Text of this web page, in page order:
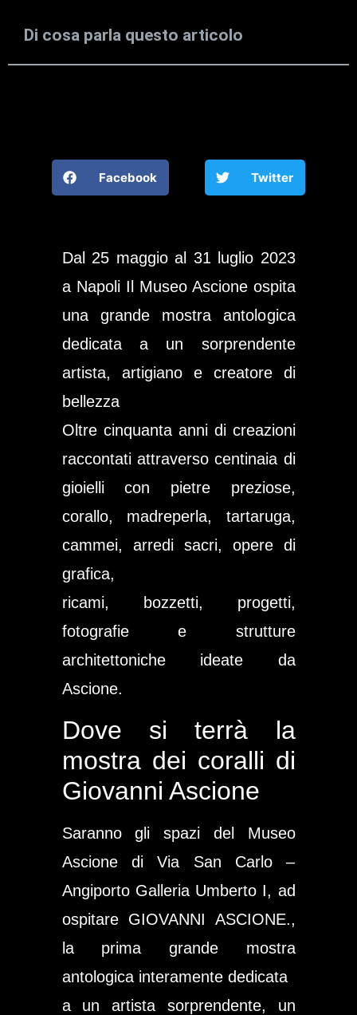
Di cosa parla questo articolo
Facebook Twitter
Dal 25 maggio al 31 luglio 2023
a Napoli Il Museo Ascione ospita
una grande mostra antologica
dedicata a un sorprendente
artista, artigiano e creatore di
bellezza
Oltre cinquanta anni di creazioni
raccontati attraverso centinaia di
gioielli con pietre preziose,
corallo, madreperla, tartaruga,
cammei, arredi sacri, opere di
grafica,
ricami, bozzetti, progetti,
fotografie e strutture
architettoniche ideate da
Ascione.
Dove si terrà la
mostra dei coralli di
Giovanni Ascione
Saranno gli spazi del Museo
Ascione di Via San Carlo –
Angiporto Galleria Umberto I, ad
ospitare GIOVANNI ASCIONE.,
la prima grande mostra
antologica interamente dedicata
a un artista sorprendente, un